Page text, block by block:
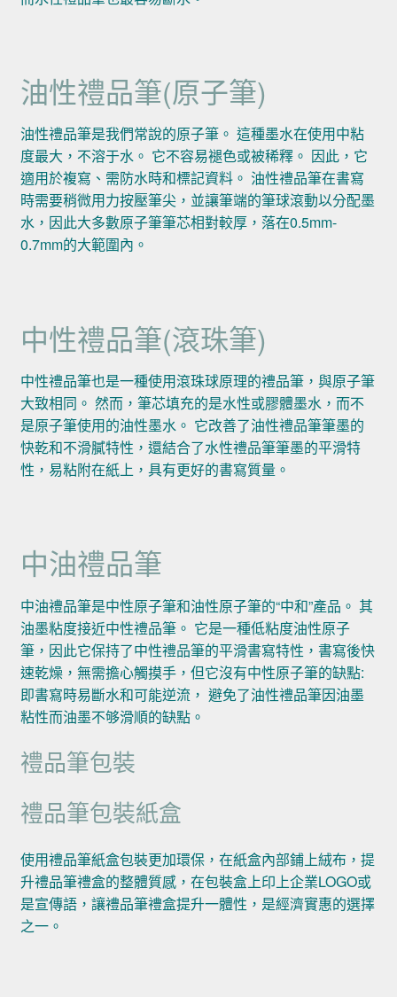
油性禮品筆(原子筆)
油性禮品筆是我們常說的原子筆。 這種墨水在使用中粘
度最大，不溶于水。 它不容易褪色或被稀釋。 因此，它
適用於複寫、需防水時和標記資料。 油性禮品筆在書寫
時需要稍微用力按壓筆尖，並讓筆端的筆球滾動以分配墨
水，因此大多數原子筆筆芯相對較厚，落在0.5mm-
0.7mm的大範圍內。
中性禮品筆(滾珠筆)
中性禮品筆也是一種使用滾珠球原理的禮品筆，與原子筆
大致相同。 然而，筆芯填充的是水性或膠體墨水，而不
是原子筆使用的油性墨水。 它改善了油性禮品筆筆墨的
快乾和不滑膩特性，還結合了水性禮品筆筆墨的平滑特
性，易粘附在紙上，具有更好的書寫質量。
中油禮品筆
中油禮品筆是中性原子筆和油性原子筆的“中和”產品。 其
油墨粘度接近中性禮品筆。 它是一種低粘度油性原子
筆，因此它保持了中性禮品筆的平滑書寫特性，書寫後快
速乾燥，無需擔心觸摸手，但它沒有中性原子筆的缺點:
即書寫時易斷水和可能逆流， 避免了油性禮品筆因油墨
粘性而油墨不够滑順的缺點。
禮品筆包裝
禮品筆包裝紙盒
使用禮品筆紙盒包裝更加環保，在紙盒內部鋪上絨布，提
升禮品筆禮盒的整體質感，在包裝盒上印上企業LOGO或
是宣傳語，讓禮品筆禮盒提升一體性，是經濟實惠的選擇
之一。